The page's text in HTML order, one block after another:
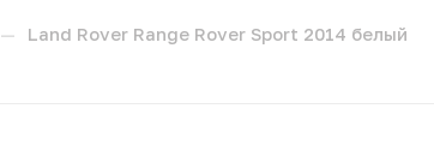
— Land Rover Range Rover Sport 2014 белый